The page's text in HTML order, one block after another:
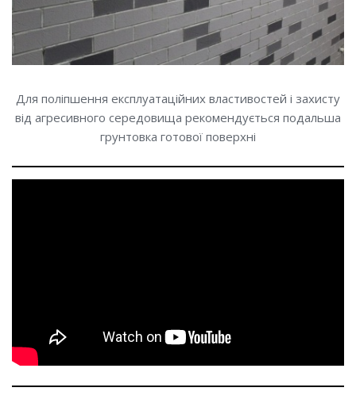
Для поліпшення експлуатаційних властивостей і захисту
від агресивного середовища рекомендується подальша
грунтовка готової поверхні